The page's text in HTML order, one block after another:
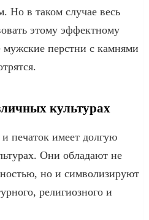
Но в таком случае весь
этому эффектному
перстни с камнями
культурах
печаток имеет долгую
Они обладают не
но и символизируют
религиозного и